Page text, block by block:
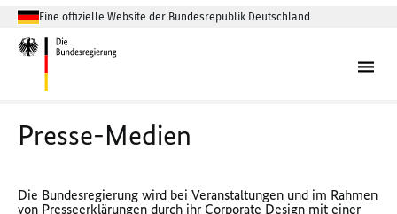
Eine offizielle Website der Bundesrepublik Deutschland
Presse-Medien
Die Bundesregierung wird bei Veranstaltungen und im Rahmen
von Presseerklärungen durch ihr Corporate Design mit einer